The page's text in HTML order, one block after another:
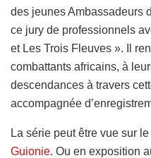
des jeunes Ambassadeurs
ce jury de professionnels
et Les Trois Fleuves ». Il
combattants africains, à
descendances à travers
accompagnée
La série peut être vue sur
Guionie. Ou en exposition